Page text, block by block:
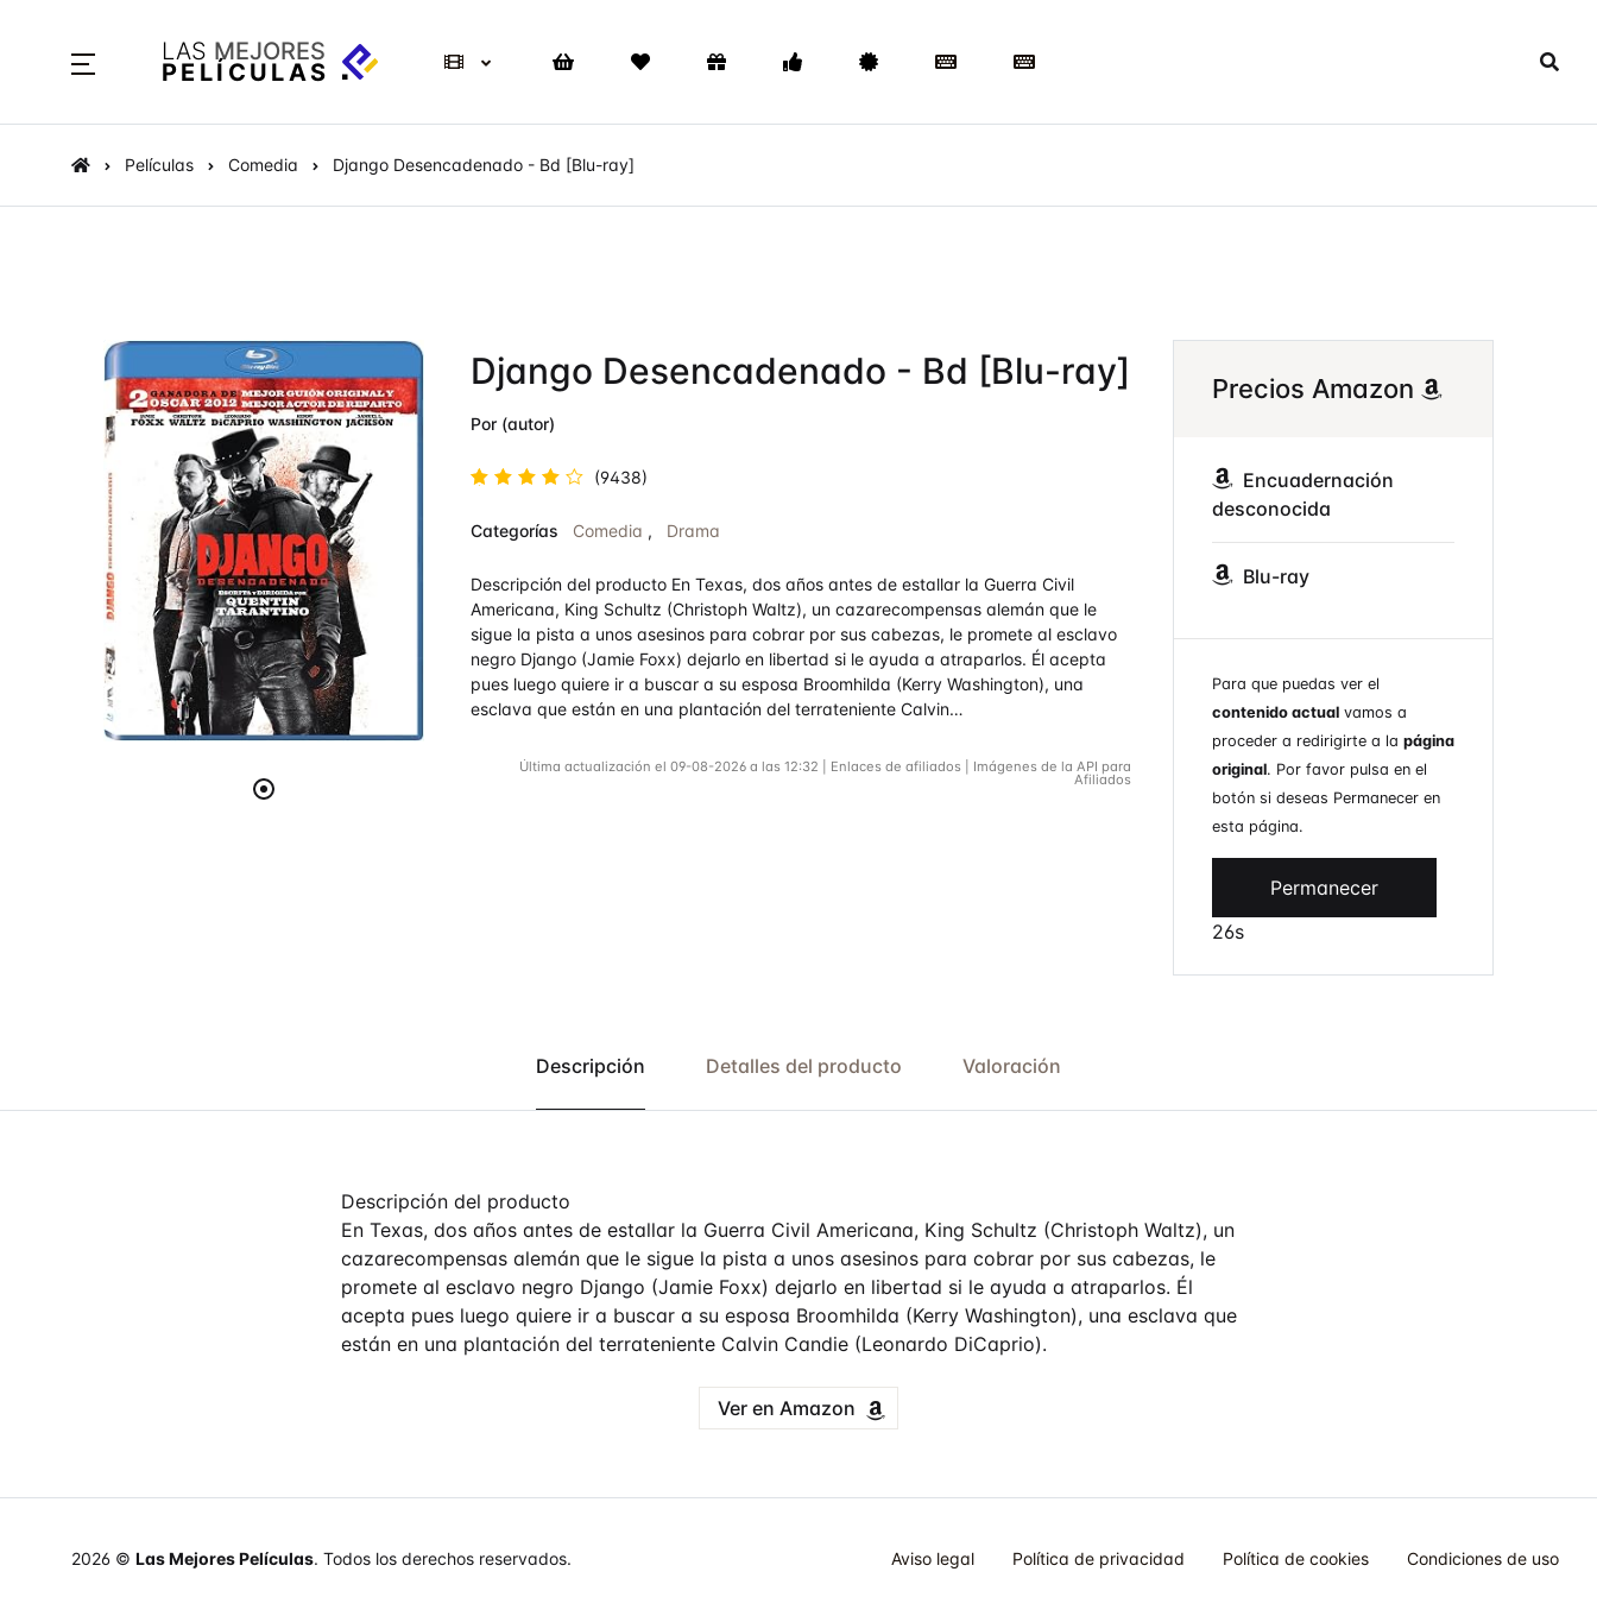
LAS MEJORES
PELÍCULAS
Películas Comedia Django Desencadenado - Bd [Blu-ray]
Django Desencadenado - Bd [Blu-ray]
Por (autor)
en4.6
(9438)
Categorías Comedia , Drama
Descripción del producto En Texas, dos años antes de estallar la Guerra Civil
Americana, King Schultz (Christoph Waltz), un cazarecompensas alemán que le
sigue la pista a unos asesinos para cobrar por sus cabezas, le promete al esclavo
negro Django (Jamie Foxx) dejarlo en libertad si le ayuda a atraparlos. Él acepta
pues luego quiere ir a buscar a su esposa Broomhilda (Kerry Washington), una
esclava que están en una plantación del terrateniente Calvin…
Última actualización el 09-08-2026 a las 12:32 | Enlaces de afiliados | Imágenes de la API para
Afiliados
Precios Amazon
Encuadernación
desconocida
Blu-ray
Para que puedas ver el
contenido actual vamos a
proceder a redirigirte a la página
original. Por favor pulsa en el
botón si deseas Permanecer en
esta página.
Permanecer
26s
Descripción Detalles del producto Valoración
Descripción del producto
En Texas, dos años antes de estallar la Guerra Civil Americana, King Schultz (Christoph Waltz), un
cazarecompensas alemán que le sigue la pista a unos asesinos para cobrar por sus cabezas, le
promete al esclavo negro Django (Jamie Foxx) dejarlo en libertad si le ayuda a atraparlos. Él
acepta pues luego quiere ir a buscar a su esposa Broomhilda (Kerry Washington), una esclava que
están en una plantación del terrateniente Calvin Candie (Leonardo DiCaprio).
Ver en Amazon
2026 © Las Mejores Películas. Todos los derechos reservados. Aviso legal Política de privacidad Política de cookies Condiciones de uso